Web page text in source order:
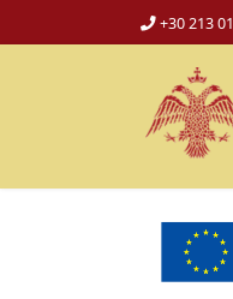
+30 213